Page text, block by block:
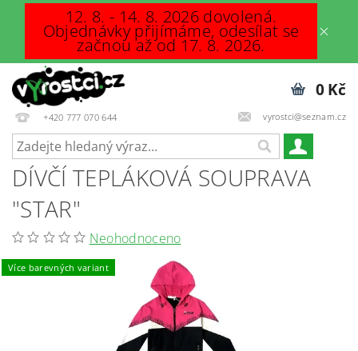
12. 8. - 14. 8. 2026 dovolená.
Objednávky přijímáme, odesílat se
začnou až od 17. 8. 2026.
+420 777 070 644 vyrostci@seznam.cz
0 Kč
DÍVČÍ TEPLÁKOVÁ SOUPRAVA
"STAR"
Neohodnoceno
Více barevných variant